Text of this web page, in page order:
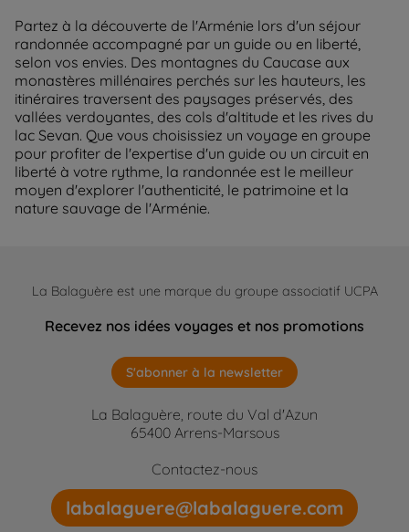
Partez à la découverte de l'Arménie lors d'un séjour
randonnée accompagné par un guide ou en liberté,
selon vos envies. Des montagnes du Caucase aux
monastères millénaires perchés sur les hauteurs, les
itinéraires traversent des paysages préservés, des
vallées verdoyantes, des cols d'altitude et les rives du
lac Sevan. Que vous choisissiez un voyage en groupe
pour profiter de l'expertise d'un guide ou un circuit en
liberté à votre rythme, la randonnée est le meilleur
moyen d'explorer l'authenticité, le patrimoine et la
nature sauvage de l'Arménie.
La Balaguère est une marque du groupe associatif UCPA
Recevez nos idées voyages et nos promotions
S'abonner à la newsletter
La Balaguère, route du Val d'Azun
65400 Arrens-Marsous
Contactez-nous
labalaguere@labalaguere.com